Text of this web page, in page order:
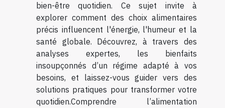
bien-être quotidien. Ce sujet invite à
explorer comment des choix alimentaires
précis influencent l'énergie, l'humeur et la
santé globale. Découvrez, à travers des
analyses expertes, les bienfaits
insoupçonnés d’un régime adapté à vos
besoins, et laissez-vous guider vers des
solutions pratiques pour transformer votre
quotidien.Comprendre l’alimentation